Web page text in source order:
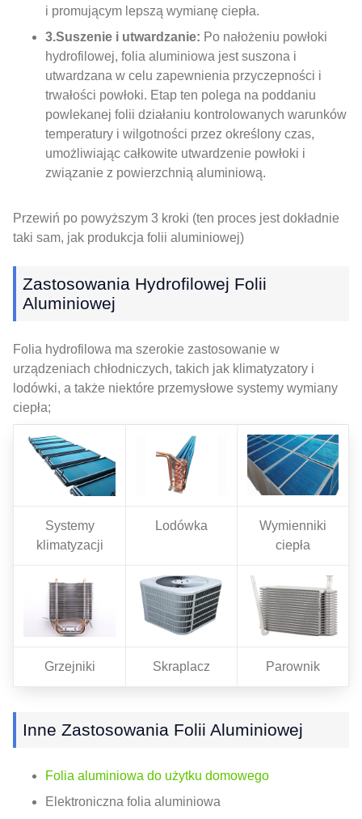
i promującym lepszą wymianę ciepła.
3.Suszenie i utwardzanie: Po nałożeniu powłoki
hydrofilowej, folia aluminiowa jest suszona i
utwardzana w celu zapewnienia przyczepności i
trwałości powłoki. Etap ten polega na poddaniu
powlekanej folii działaniu kontrolowanych warunków
temperatury i wilgotności przez określony czas,
umożliwiając całkowite utwardzenie powłoki i
związanie z powierzchnią aluminiową.
Przewiń po powyższym 3 kroki (ten proces jest dokładnie
taki sam, jak produkcja folii aluminiowej)
Zastosowania Hydrofilowej Folii
Aluminiowej
Folia hydrofilowa ma szerokie zastosowanie w
urządzeniach chłodniczych, takich jak klimatyzatory i
lodówki, a także niektóre przemysłowe systemy wymiany
ciepła;
Systemy
klimatyzacji
Lodówka
Wymienniki
ciepła
Grzejniki Skraplacz Parownik
Inne Zastosowania Folii Aluminiowej
Folia aluminiowa do użytku domowego
Elektroniczna folia aluminiowa